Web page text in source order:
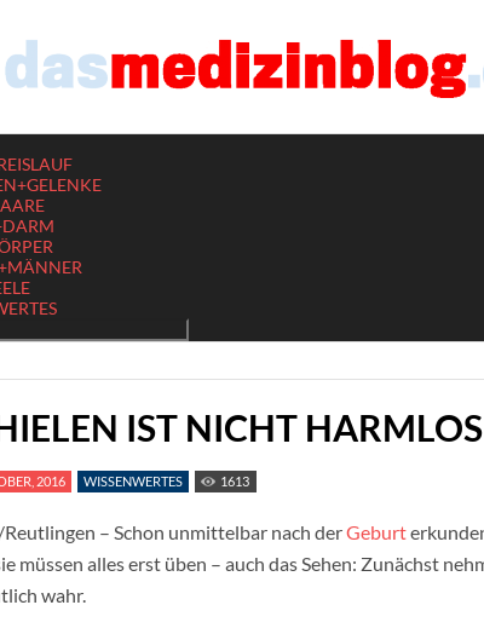
IST NICHT HARMLOS
2016 WISSENWERTES 1613
– Schon unmittelbar nach derGeburt
müssen alles erst üben – auch das Sehen: Zunächst
wahr.